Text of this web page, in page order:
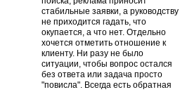
стабильные заявки, а руководству
не приходится гадать, что
окупается, а что нет. Отдельно
хочется отметить отношение к
клиенту. Ни разу не было
ситуации, чтобы вопрос остался
без ответа или задача просто
"повисла". Всегда есть обратная